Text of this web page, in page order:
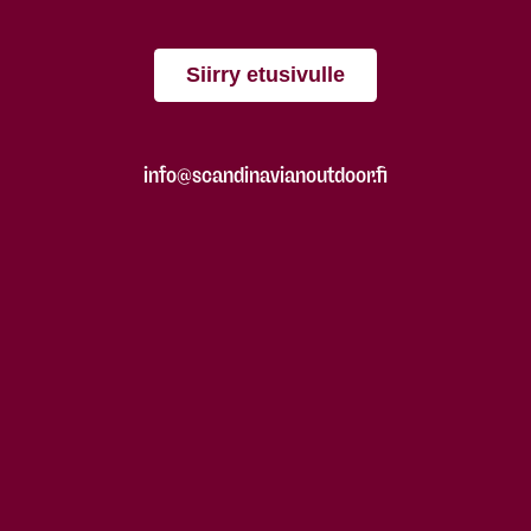
Siirry etusivulle
info@scandinavianoutdoor.fi